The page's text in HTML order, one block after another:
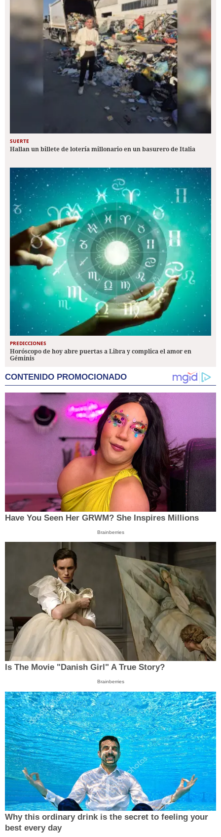
SUERTE
Hallan un billete de lotería millonario en un basurero de Italia
PREDICCIONES
Horóscopo de hoy abre puertas a Libra y complica el amor en
Géminis
CONTENIDO PROMOCIONADO
Have You Seen Her GRWM? She Inspires Millions
Brainberries
Is The Movie "Danish Girl" A True Story?
Brainberries
Why this ordinary drink is the secret to feeling your
best every day